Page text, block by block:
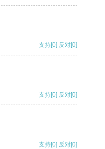
支持[0] 反对[0]
支持[0] 反对[0]
支持[0] 反对[0]